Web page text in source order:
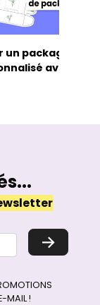
un packaging
avec
→
MAIL !